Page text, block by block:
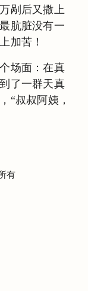
剐后又撒上
肮脏没有一
加苦！
场面：在真
了一群天真
“叔叔阿姨，
有